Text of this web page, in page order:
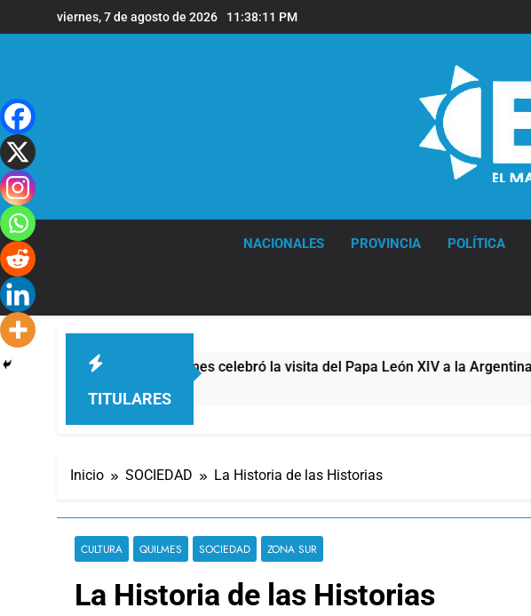
al
viernes, 7 de agosto de 2026 11:38:11 PM
NACIONALES PROVINCIA POLÍTICA
TITULARES
La Diócesis de Quilmes celebró la visita del Papa León XIV a la Argentina
Inicio SOCIEDAD La Historia de las Historias
CULTURA QUILMES SOCIEDAD ZONA SUR
La Historia de las Historias